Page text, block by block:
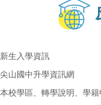
新生入學資訊
尖山國中升學資訊網
本校學區、轉學說明、學